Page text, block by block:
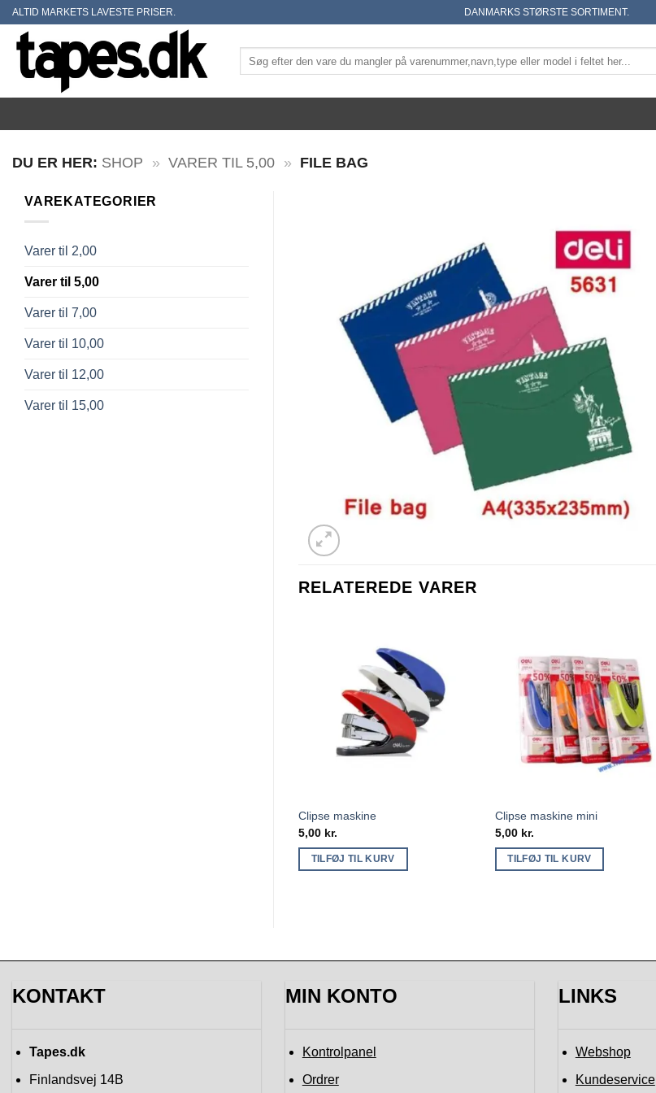
Skip
content
ALTID MARKETS LAVESTE PRISER. DANMARKS STØRSTE SORTIMENT.
Søg
efter:
DU ER HER: SHOP » VARER TIL 5,00 » FILE BAG
VAREKATEGORIER
Varer til 2,00
Varer til 5,00
Varer til 7,00
Varer til 10,00
Varer til 12,00
Varer til 15,00
RELATEREDE VARER
Clipse maskine
5,00 kr.
TILFØJ TIL KURV
Clipse maskine mini
5,00 kr.
TILFØJ TIL KURV
KONTAKT
Tapes.dk
Finlandsvej 14B
MIN KONTO
Kontrolpanel
Ordrer
LINKS
Webshop
Kundeservice